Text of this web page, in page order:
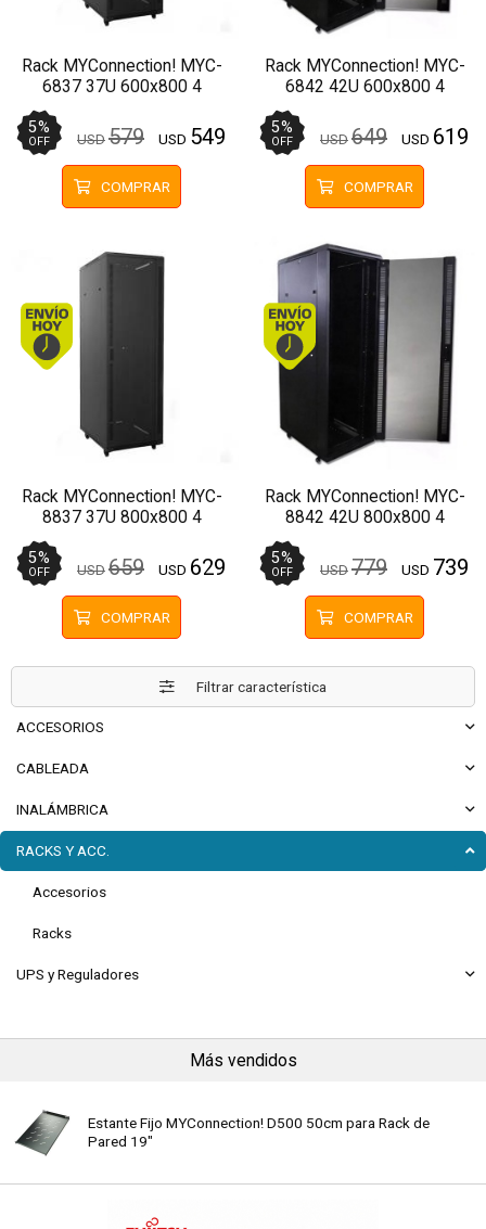
Filtrar característica
ACCESORIOS
CABLEADA
INALÁMBRICA
RACKS Y ACC.
Accesorios
Racks
UPS y Reguladores
Más vendidos
Estante Fijo MYConnection! D500 50cm para Rack de
Pared 19"
Rack MYConnection! MYC-
6837 37U 600x800 4
Ventiladores Pivotante
5%
OFF USD579 USD 549
COMPRAR
Rack MYConnection! MYC-
6842 42U 600x800 4
Ventiladores Pivotante
5%
OFF USD649 USD 619
COMPRAR
Envío hoy. Comprando antes de 13Hs.
Rack MYConnection! MYC-
8837 37U 800x800 4
Ventiladores Pivotante
5%
OFF USD659 USD 629
COMPRAR
Envío hoy.
Rack MYConnection! MYC-
8842 42U 800x800 4
Ventiladores Pivotante
5%
OFF USD779 USD 739
COMPRAR